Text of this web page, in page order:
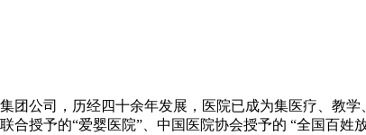
公司，历经四十余年发展，医院已成为集医疗、教
授予的“爱婴医院”、中国医院协会授予的 “全国百姓